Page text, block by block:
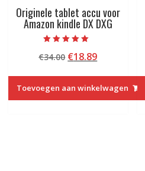
Originele tablet accu voor
Amazon kindle DX DXG
5.00
van 5
€34.00 Oorspronkelijke
was:
€34.00.
€18.89Huidige
is:
€18.89.
Toevoegen aan winkelwagen